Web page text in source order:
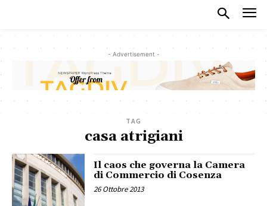
- Advertisement -
TAG
casa atrigiani
Il caos che governa la Camera
di Commercio di Cosenza
26 Ottobre 2013